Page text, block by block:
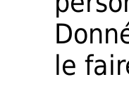
le